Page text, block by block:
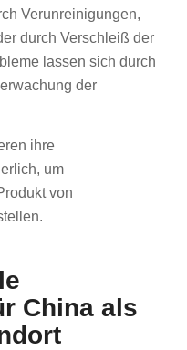
Verunreinigungen,
durch Verschleiß der
lassen sich durch
der
ihre
um
von
China als